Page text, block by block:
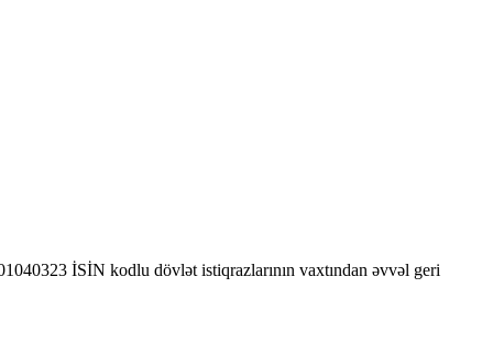
İSİN kodlu dövlət istiqrazlarının vaxtından əvvəl geri